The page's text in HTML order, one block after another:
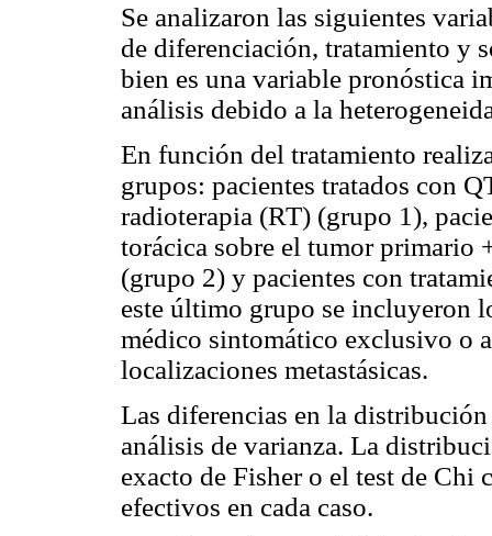
Se analizaron las siguientes
de diferenciación, tratamiento y
bien es una variable pronóstica
análisis debido a la
En función del tratamiento
grupos: pacientes tratados con
radioterapia (RT) (grupo 1),
torácica sobre el tumor primario
(grupo 2) y pacientes con
este último grupo se incluyeron
médico sintomático exclusivo o
localizaciones metastásicas.
Las diferencias en la
análisis de varianza. La
exacto de Fisher o el test de Chi
efectivos en cada caso.